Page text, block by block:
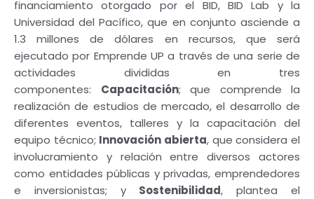
financiamiento otorgado por el BID, BID Lab y la
Universidad del Pacífico, que en conjunto asciende a
1.3 millones de dólares en recursos, que será
ejecutado por Emprende UP a través de una serie de
actividades divididas en tres
componentes: Capacitación; que comprende la
realización de estudios de mercado, el desarrollo de
diferentes eventos, talleres y la capacitación del
equipo técnico; Innovación abierta, que considera el
involucramiento y relación entre diversos actores
como entidades públicas y privadas, emprendedores
e inversionistas; y Sostenibilidad, plantea el